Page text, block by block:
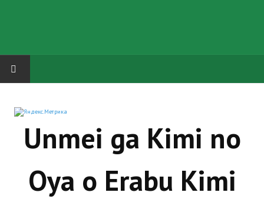
Русская биржа
Unmei ga Kimi no
Oya o Erabu Kimi